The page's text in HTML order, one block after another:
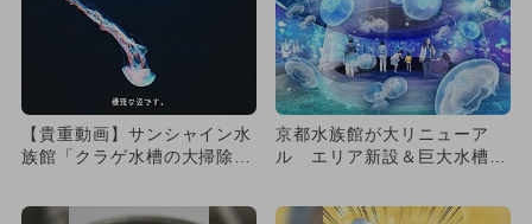
【貴重動画】サンシャイン水
族館「クラゲ水槽の大掃除」
京都水族館が大リニューア
ル エリア新設＆巨大水槽＆